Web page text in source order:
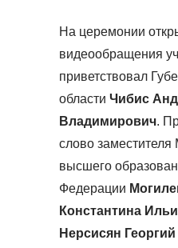
На церемонии
видеообращения
приветствовал
области Чибис
Владимирович.
слово заместителя
высшего
Федерации
Константина
Нерсисян